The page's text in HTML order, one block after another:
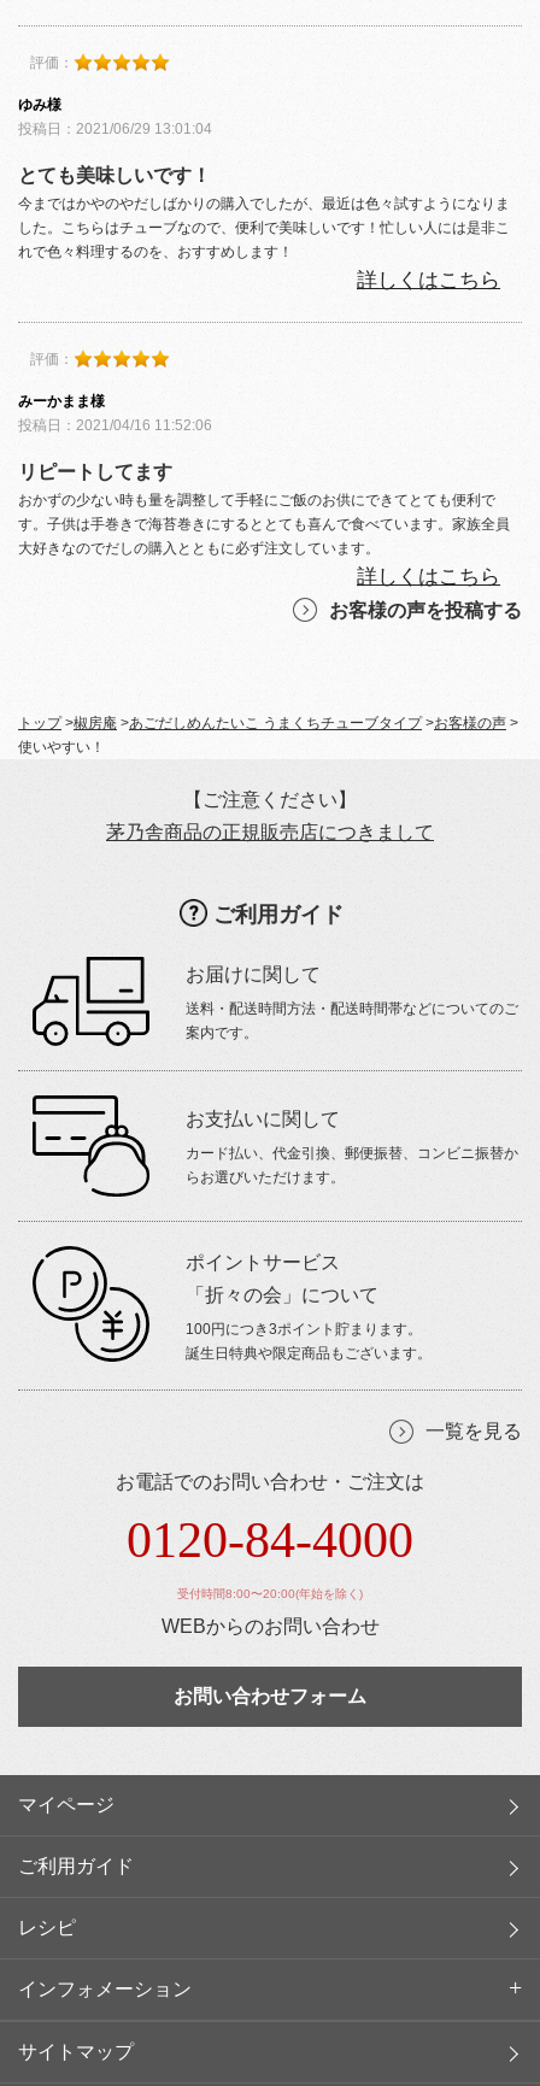
評価：
ゆみ様
投稿日：2021/06/29 13:01:04
とても美味しいです！
今まではかやのやだしばかりの購入でしたが、最近は色々試すようになりま
した。こちらはチューブなので、便利で美味しいです！忙しい人には是非こ
れで色々料理するのを、おすすめします！
詳しくはこちら
評価：
みーかまま様
投稿日：2021/04/16 11:52:06
リピートしてます
おかずの少ない時も量を調整して手軽にご飯のお供にできてとても便利で
す。子供は手巻きで海苔巻きにするととても喜んで食べています。家族全員
大好きなのでだしの購入とともに必ず注文しています。
詳しくはこちら
お客様の声を投稿する
トップ>椒房庵 >あごだしめんたいこ うまくちチューブタイプ>お客様の声 >
使いやすい！
【ご注意ください】
茅乃舎商品の正規販売店につきまして
ご利用ガイド
お届けに関して
送料・配送時間方法・配送時間帯などについてのご
案内です。
お支払いに関して
カード払い、代金引換、郵便振替、コンビニ振替か
らお選びいただけます。
ポイントサービス
「折々の会」について
100円につき3ポイント貯まります。
誕生日特典や限定商品もございます。
一覧を見る
お電話でのお問い合わせ・ご注文は
0120-84-4000
受付時間8:00〜20:00(年始を除く)
WEBからのお問い合わせ
お問い合わせフォーム
マイページ
ご利用ガイド
レシピ
インフォメーション
サイトマップ